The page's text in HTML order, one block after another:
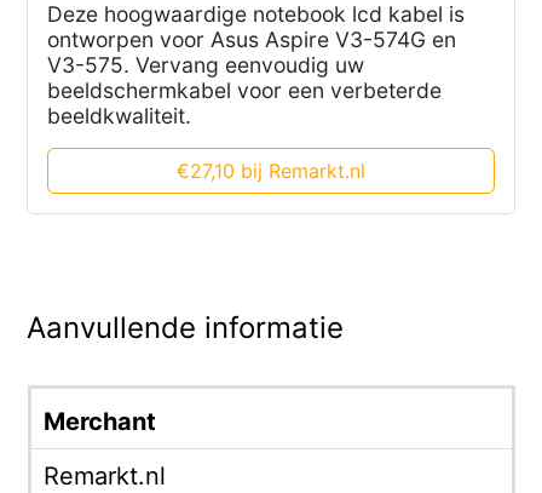
Deze hoogwaardige notebook lcd kabel is
ontworpen voor Asus Aspire V3-574G en
V3-575. Vervang eenvoudig uw
beeldschermkabel voor een verbeterde
beeldkwaliteit.
€27,10 bij Remarkt.nl
Aanvullende informatie
Merchant
Remarkt.nl